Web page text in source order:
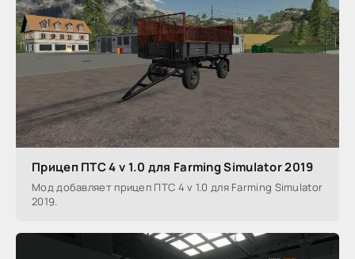
Прицеп ПТС 4 v 1.0 для Farming Simulator 2019
Мод добавляет прицеп ПТС 4 v 1.0 для Farming Simulator
2019.